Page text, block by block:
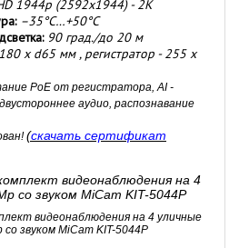
1944p (2592х1944) - 2K
–35°C…+50°C
90 град./до 20 м
х d65 мм , регистратор - 255х
PoE от регистратора, AI -
аудио, распознавание
(скачать сертификат